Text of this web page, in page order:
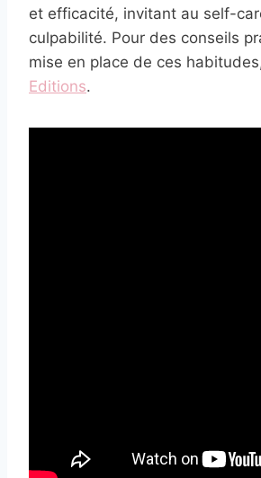
et efficacité, invitant au self-
culpabilité. Pour des conseils
mise en place de ces
Editions.